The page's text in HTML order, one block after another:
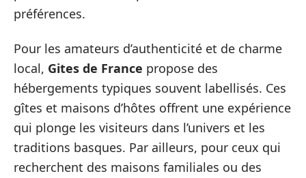
préférences.
Pour les amateurs d’authenticité et de charme
local, Gites de France propose des
hébergements typiques souvent labellisés. Ces
gîtes et maisons d’hôtes offrent une expérience
qui plonge les visiteurs dans l’univers et les
traditions basques. Par ailleurs, pour ceux qui
recherchent des maisons familiales ou des